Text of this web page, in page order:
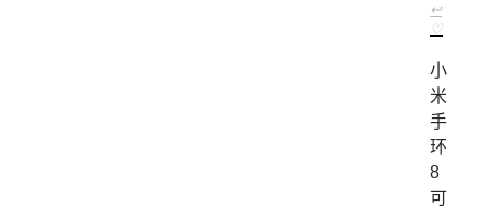
↩
♡
小
米
手
环
8
可